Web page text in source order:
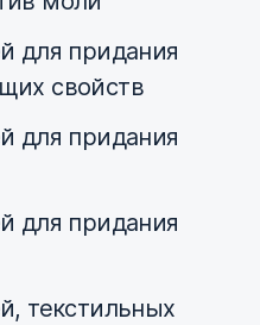
для придания
свойств
для придания
для придания
текстильных